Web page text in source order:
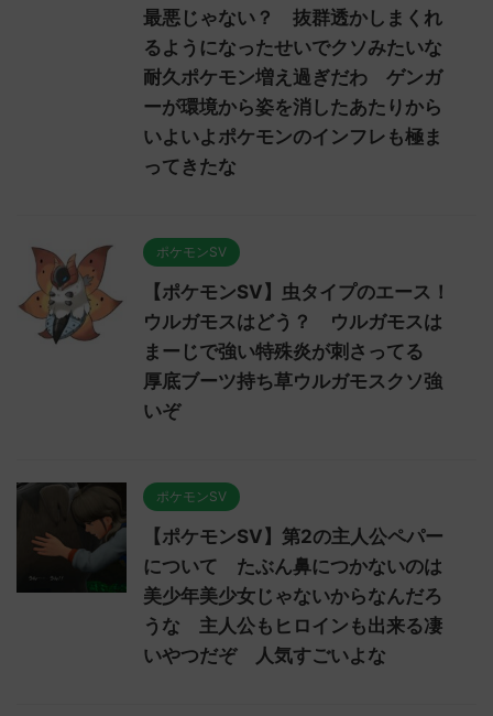
最悪じゃない？ 抜群透かしまくれ
るようになったせいでクソみたいな
耐久ポケモン増え過ぎだわ ゲンガ
ーが環境から姿を消したあたりから
いよいよポケモンのインフレも極ま
ってきたな
ポケモンSV
【ポケモンSV】虫タイプのエース！
ウルガモスはどう？ ウルガモスは
まーじで強い特殊炎が刺さってる
厚底ブーツ持ち草ウルガモスクソ強
いぞ
ポケモンSV
【ポケモンSV】第2の主人公ペパー
について たぶん鼻につかないのは
美少年美少女じゃないからなんだろ
うな 主人公もヒロインも出来る凄
いやつだぞ 人気すごいよな